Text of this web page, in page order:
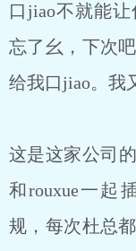
口jiao不就能
忘了幺，下次
给我口jiao。我
这是这家公司
和rouxue一起
规，每次杜总